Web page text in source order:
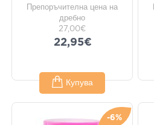
Препоръчителна цена на
дребно
27,00€
22,95€
Купува
-6%